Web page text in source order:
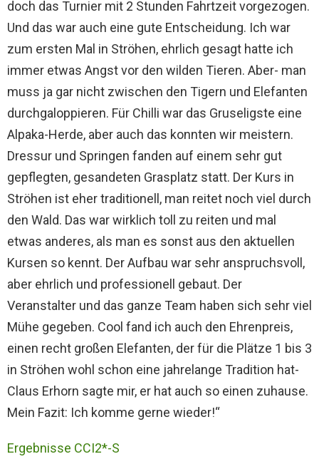
doch das Turnier mit 2 Stunden Fahrtzeit vorgezogen.
Und das war auch eine gute Entscheidung. Ich war
zum ersten Mal in Ströhen, ehrlich gesagt hatte ich
immer etwas Angst vor den wilden Tieren. Aber- man
muss ja gar nicht zwischen den Tigern und Elefanten
durchgaloppieren. Für Chilli war das Gruseligste eine
Alpaka-Herde, aber auch das konnten wir meistern.
Dressur und Springen fanden auf einem sehr gut
gepflegten, gesandeten Grasplatz statt. Der Kurs in
Ströhen ist eher traditionell, man reitet noch viel durch
den Wald. Das war wirklich toll zu reiten und mal
etwas anderes, als man es sonst aus den aktuellen
Kursen so kennt. Der Aufbau war sehr anspruchsvoll,
aber ehrlich und professionell gebaut. Der
Veranstalter und das ganze Team haben sich sehr viel
Mühe gegeben. Cool fand ich auch den Ehrenpreis,
einen recht großen Elefanten, der für die Plätze 1 bis 3
in Ströhen wohl schon eine jahrelange Tradition hat-
Claus Erhorn sagte mir, er hat auch so einen zuhause.
Mein Fazit: Ich komme gerne wieder!“
Ergebnisse CCI2*-S